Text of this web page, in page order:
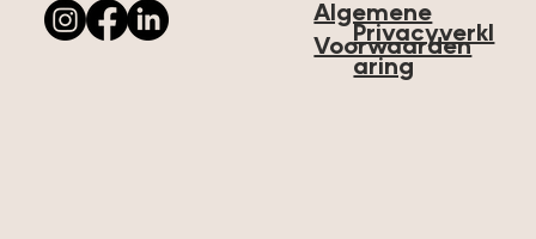
Algemene
Voorwaarden
Privacyverkl
aring